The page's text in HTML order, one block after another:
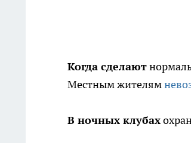
Когда сделают
Местным жителям
В ночных клубах